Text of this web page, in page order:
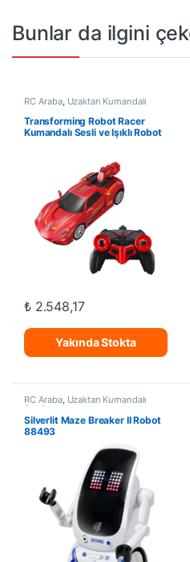
Bunlar da ilgini
RC Araba, Uzaktan Kumandalı
Transforming Robot Racer
Kumandalı Sesli ve Işıklı Robot
₺2.548,17
Yakında Stokta
RC Araba, Uzaktan Kumandalı
Araçlar
Silverlit Maze Breaker II Robot
88493